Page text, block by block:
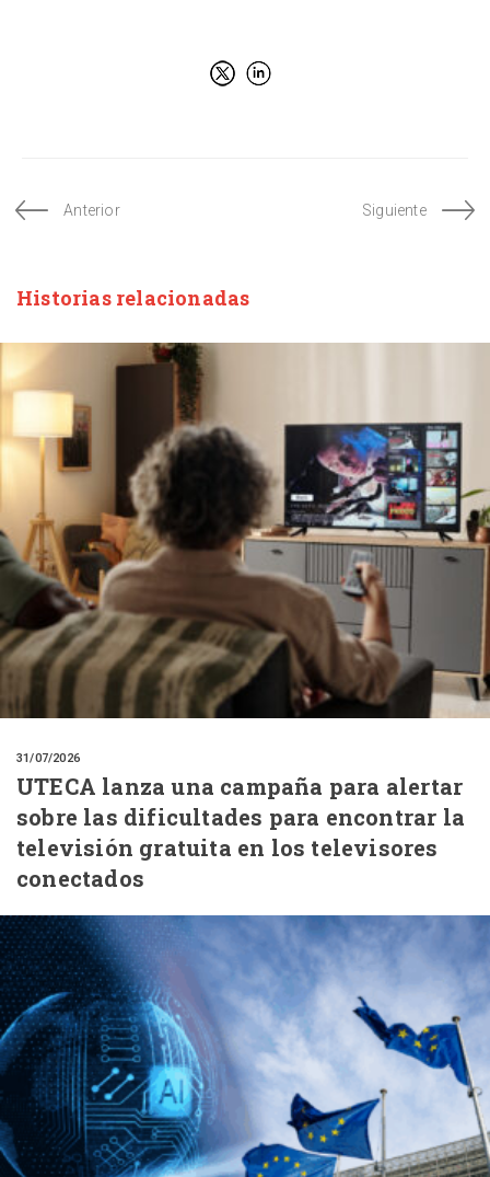
Anterior Siguiente
Historias relacionadas
31/07/2026
UTECA lanza una campaña para alertar
sobre las dificultades para encontrar la
televisión gratuita en los televisores
conectados